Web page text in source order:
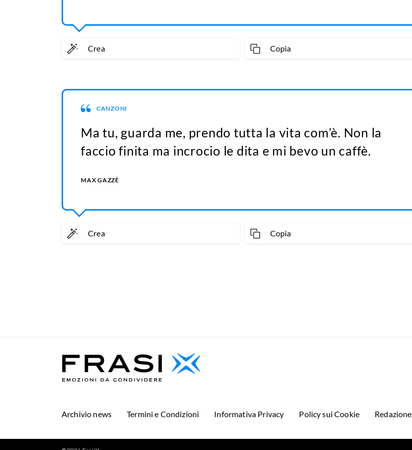
Crea Copia
CANZONI
Ma tu, guarda me, prendo tutta la vita com’è. Non la
faccio finita ma incrocio le dita e mi bevo un caffè.
MAX GAZZÈ
Crea Copia
Archivio news Termini e Condizioni Informativa Privacy Policy sui Cookie Redazione